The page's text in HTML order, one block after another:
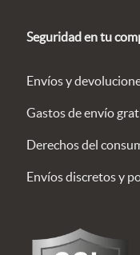
Seguridad en tu
Envíos y
Gastos de envío
Derechos del
Envíos discretos y